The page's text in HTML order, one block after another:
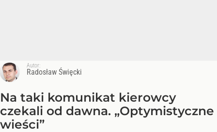
Autor:
Radosław Święcki
Na taki komunikat kierowcy
czekali od dawna. „Optymistyczne
wieści”